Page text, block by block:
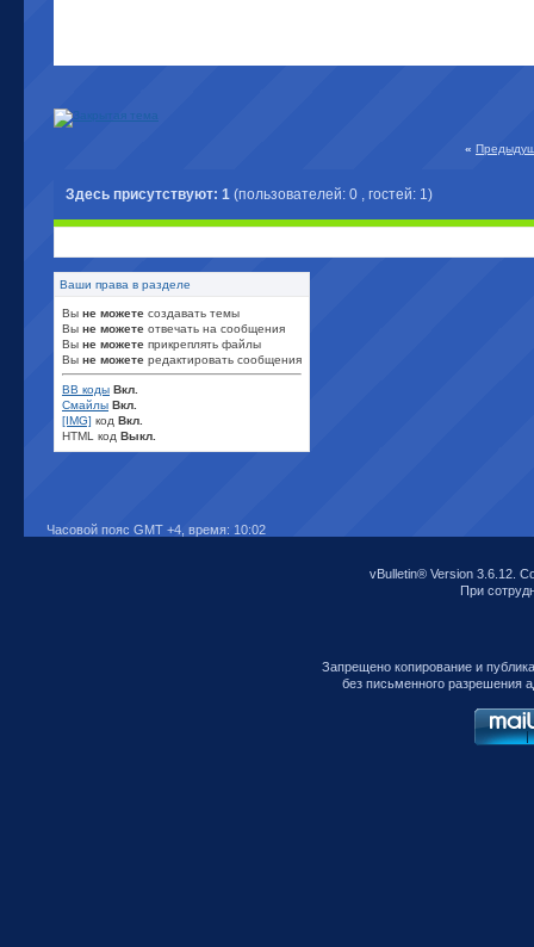
«
Здесь присутствуют: 1 (пользователей: 0 , гостей: 1)
Ваши права в разделе
Вы не можете создавать темы
Вы не можете отвечать на сообщения
Вы не можете прикреплять файлы
Вы не можете редактировать сообщения
BB коды Вкл.
Смайлы Вкл.
[IMG] код Вкл.
HTML код Выкл.
Часовой пояс GMT +4, время: 10:02
vBulletin® Version 3.6.12.
При
Запрещено копирование и
без письменного разрешения